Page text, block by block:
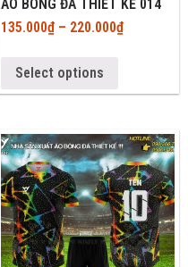
ÁO BÓNG ĐÁ THIẾT KẾ 014
135.000₫– 220.000₫
Select options